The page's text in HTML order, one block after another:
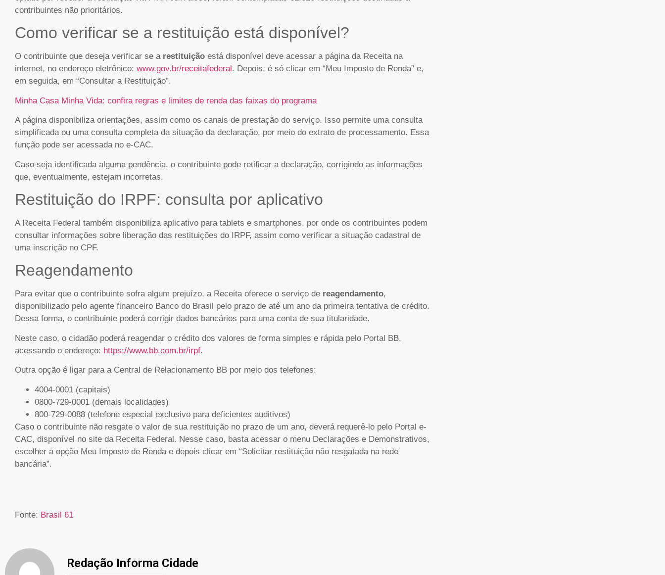
contribuintes não prioritários.
Como verificar se a restituição está disponível?
O contribuinte que deseja verificar se a restituição está disponível deve acessar a página da Receita na
internet, no endereço eletrônico: www.gov.br/receitafederal . Depois, é só clicar em “Meu Imposto de Renda” e,
em seguida, em “Consultar a Restituição”.
Minha Casa Minha Vida: confira regras e limites de renda das faixas do programa
A página disponibiliza orientações, assim como os canais de prestação do serviço. Isso permite uma consulta
simplificada ou uma consulta completa da situação da declaração, por meio do extrato de processamento. Essa
função pode ser acessada no e-CAC.
Caso seja identificada alguma pendência, o contribuinte pode retificar a declaração, corrigindo as informações
que, eventualmente, estejam incorretas.
Restituição do IRPF: consulta por aplicativo
A Receita Federal também disponibiliza aplicativo para tablets e smartphones, por onde os contribuintes podem
consultar informações sobre liberação das restituições do IRPF, assim como verificar a situação cadastral de
uma inscrição no CPF.
Reagendamento
Para evitar que o contribuinte sofra algum prejuízo, a Receita oferece o serviço de reagendamento,
disponibilizado pelo agente financeiro Banco do Brasil pelo prazo de até um ano da primeira tentativa de crédito.
Dessa forma, o contribuinte poderá corrigir dados bancários para uma conta de sua titularidade.
Neste caso, o cidadão poderá reagendar o crédito dos valores de forma simples e rápida pelo Portal BB,
acessando o endereço: https://www.bb.com.br/irpf.
Outra opção é ligar para a Central de Relacionamento BB por meio dos telefones:
4004-0001 (capitais)
0800-729-0001 (demais localidades)
800-729-0088 (telefone especial exclusivo para deficientes auditivos)
Caso o contribuinte não resgate o valor de sua restituição no prazo de um ano, deverá requerê-lo pelo Portal e-
CAC, disponível no site da Receita Federal. Nesse caso, basta acessar o menu Declarações e Demonstrativos,
escolher a opção Meu Imposto de Renda e depois clicar em “Solicitar restituição não resgatada na rede
bancária”.
Fonte: Brasil 61
Redação Informa Cidade